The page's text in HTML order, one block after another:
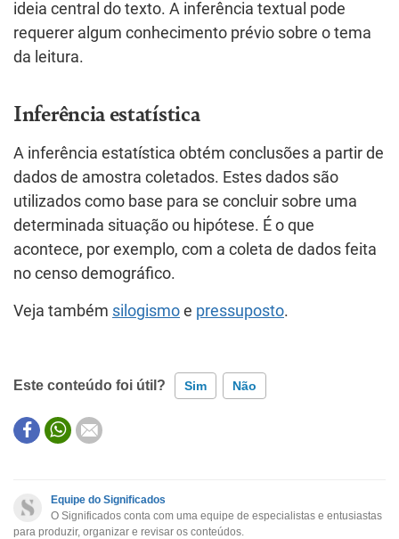
ideia central do texto. A inferência textual pode
requerer algum conhecimento prévio sobre o tema
da leitura.
Inferência estatística
A inferência estatística obtém conclusões a partir de
dados de amostra coletados. Estes dados são
utilizados como base para se concluir sobre uma
determinada situação ou hipótese. É o que
acontece, por exemplo, com a coleta de dados feita
no censo demográfico.
Veja também silogismo e pressuposto.
Este conteúdo foi útil? Sim Não
Este conteúdo não tem a informação que procuro
Outro
Equipe do Significados
O Significados conta com uma equipe de especialistas e entusiastas
para produzir, organizar e revisar os conteúdos.